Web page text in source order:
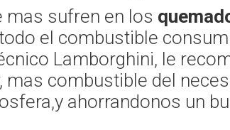
mas sufren en los
el combustible
Lamborghini, le
combustible del
ahorrandonos un